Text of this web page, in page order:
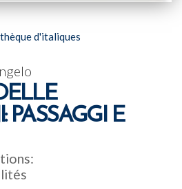
d'italiques
PASSAGGI E